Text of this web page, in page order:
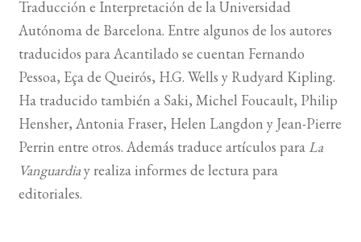
LA EDITORIAL
menú
hijo
FOREIGN RIGHTS
CONTACTO
MI CUENTA
Traducción e Interpretación de la Universidad
Autónoma de Barcelona. Entre algunos de los autores
traducidos para Acantilado se cuentan Fernando
Pessoa, Eça de Queirós, H.G. Wells y Rudyard Kipling.
Ha traducido también a Saki, Michel Foucault, Philip
Hensher, Antonia Fraser, Helen Langdon y Jean-Pierre
Perrin entre otros. Además traduce artículos para La
Vanguardiay realiza informes de lectura para
editoriales.